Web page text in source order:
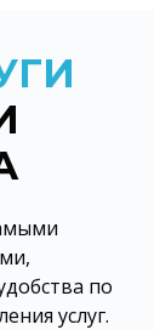
по
услуг.